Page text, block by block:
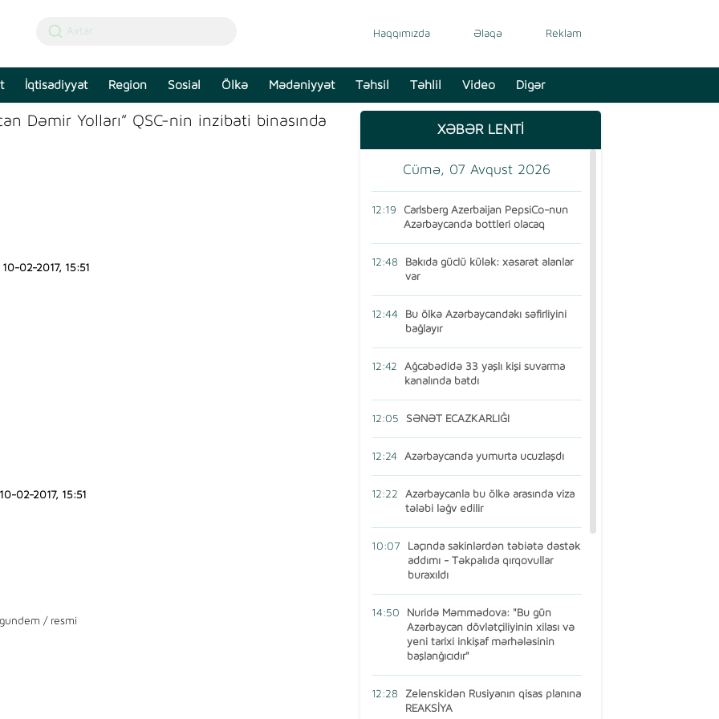
Haqqımızda Əlaqə Reklam
İqtisadiyyat Region Sosial Ölkə Mədəniyyət Təhsil Təhlil Video Digər
Dəmir Yolları” QSC-nin inzibati binasında
10-02-2017, 15:51
10-02-2017, 15:51
gundem / resmi
XƏBƏR LENTİ
Cümə, 07 Avqust 2026
12:19
Carlsberg Azerbaijan PepsiCo-nun
Azərbaycanda bottleri olacaq
12:48
Bakıda güclü külək: xəsarət alanlar
var
12:44
Bu ölkə Azərbaycandakı səfirliyini
bağlayır
12:42
Ağcabədidə 33 yaşlı kişi suvarma
kanalında batdı
12:05 SƏNƏT ECAZKARLIĞI
12:24 Azərbaycanda yumurta ucuzlaşdı
12:22
Azərbaycanla bu ölkə arasında viza
tələbi ləğv edilir
10:07
Laçında sakinlərdən təbiətə dəstək
addımı - Təkpalıda qırqovullar
buraxıldı
14:50
Nuridə Məmmədova: "Bu gün
Azərbaycan dövlətçiliyinin xilası və
yeni tarixi inkişaf mərhələsinin
başlanğıcıdır"
12:28
Zelenskidən Rusiyanın qisas planına
REAKSİYA